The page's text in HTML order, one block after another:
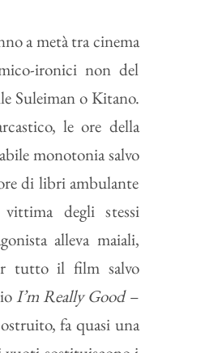
a metà tra cinema
ironici non del
Suleiman o Kitano.
le ore della
monotonia salvo
di libri ambulante
degli stessi
alleva maiali,
tutto il film salvo
I’m Really Good–
fa quasi una